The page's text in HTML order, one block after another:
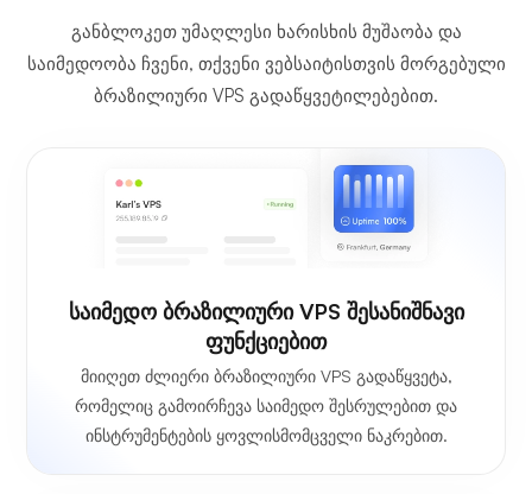
განბლოკეთ უმაღლესი ხარისხის მუშაობა და
საიმედოობა ჩვენი, თქვენი ვებსაიტისთვის მორგებული
ბრაზილიური VPS გადაწყვეტილებებით.
საიმედო ბრაზილიური VPS შესანიშნავი
ფუნქციებით
მიიღეთ ძლიერი ბრაზილიური VPS გადაწყვეტა,
რომელიც გამოირჩევა საიმედო შესრულებით და
ინსტრუმენტების ყოვლისმომცველი ნაკრებით.